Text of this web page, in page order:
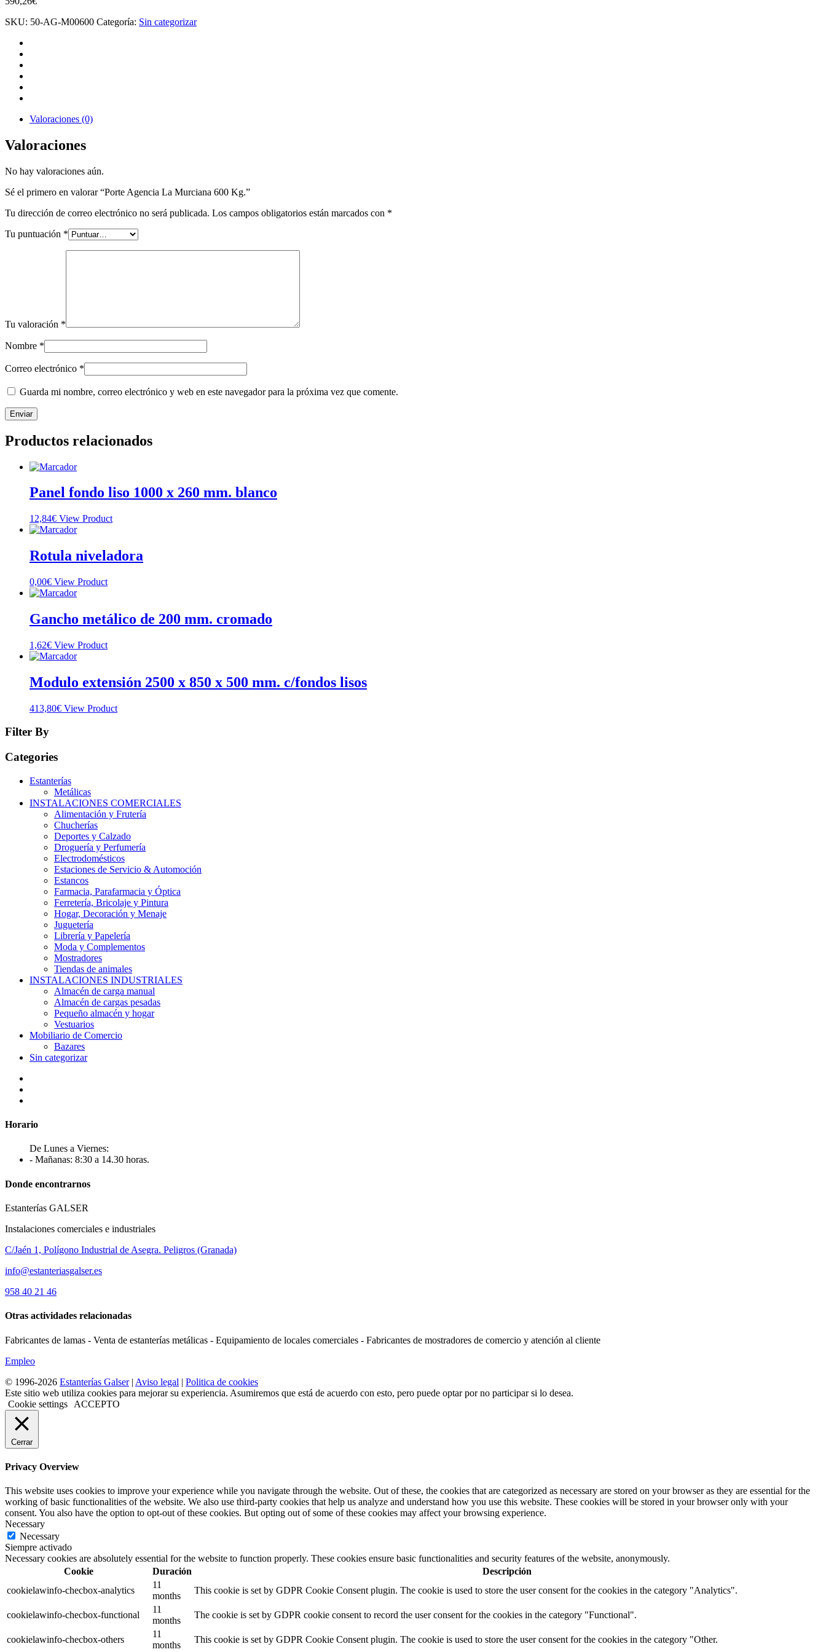
SKU: 50-AG-M00600 Categoría: Sin categorizar
Valoraciones (0)
Valoraciones
No hay valoraciones aún.
Sé el primero en valorar “Porte Agencia La Murciana 600 Kg.”
Tu dirección de correo electrónico no será publicada. Los campos obligatorios están marcados con *
Tu puntuación *
Tu valoración *
Nombre *
Correo electrónico *
Guarda mi nombre, correo electrónico y web en este navegador para la próxima vez que comente.
Productos relacionados
Panel fondo liso 1000 x 260 mm. blanco
12,84€ View Product
Rotula niveladora
0,00€ View Product
Gancho metálico de 200 mm. cromado
1,62€ View Product
Modulo extensión 2500 x 850 x 500 mm. c/fondos lisos
413,80€ View Product
Filter By
Categories
Estanterías
Metálicas
INSTALACIONES COMERCIALES
Alimentación y Frutería
Chucherías
Deportes y Calzado
Droguería y Perfumería
Electrodomésticos
Estaciones de Servicio & Automoción
Estancos
Farmacia, Parafarmacia y Óptica
Ferretería, Bricolaje y Pintura
Hogar, Decoración y Menaje
Juguetería
Librería y Papelería
Moda y Complementos
Mostradores
Tiendas de animales
INSTALACIONES INDUSTRIALES
Almacén de carga manual
Almacén de cargas pesadas
Pequeño almacén y hogar
Vestuarios
Mobiliario de Comercio
Bazares
Sin categorizar
Horario
De Lunes a Viernes:
- Mañanas: 8:30 a 14.30 horas.
Donde encontrarnos
Estanterías GALSER
Instalaciones comerciales e industriales
C/Jaén 1, Polígono Industrial de Asegra. Peligros (Granada)
info@estanteriasgalser.es
958 40 21 46
Otras actividades relacionadas
Fabricantes de lamas - Venta de estanterías metálicas - Equipamiento de locales comerciales - Fabricantes de mostradores de comercio y atención al cliente
Empleo
© 1996-2026 Estanterías Galser| Aviso legal | Politica de cookies
Este sitio web utiliza cookies para mejorar su experiencia. Asumiremos que está de acuerdo con esto, pero puede optar por no participar si lo desea.
Cookie settings
ACCEPTO
Cerrar
Privacy Overview
This website uses cookies to improve your experience while you navigate through the website. Out of these, the cookies that are categorized as necessary are stored on your browser as they are essential for the
working of basic functionalities of the website. We also use third-party cookies that help us analyze and understand how you use this website. These cookies will be stored in your browser only with your
consent. You also have the option to opt-out of these cookies. But opting out of some of these cookies may affect your browsing experience.
Necessary
Necessary
Siempre activado
Necessary cookies are absolutely essential for the website to function properly. These cookies ensure basic functionalities and security features of the website, anonymously.
Cookie
Duración
Descripción
cookielawinfo-checbox-analytics
11
months
This cookie is set by GDPR Cookie Consent plugin. The cookie is used to store the user consent for the cookies in the category "Analytics".
cookielawinfo-checbox-functional
11
months
The cookie is set by GDPR cookie consent to record the user consent for the cookies in the category "Functional".
cookielawinfo-checbox-others
11
months
This cookie is set by GDPR Cookie Consent plugin. The cookie is used to store the user consent for the cookies in the category "Other.